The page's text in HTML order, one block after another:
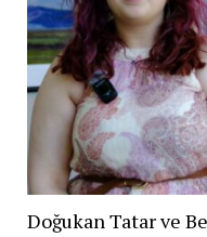
Doğukan Tatar ve